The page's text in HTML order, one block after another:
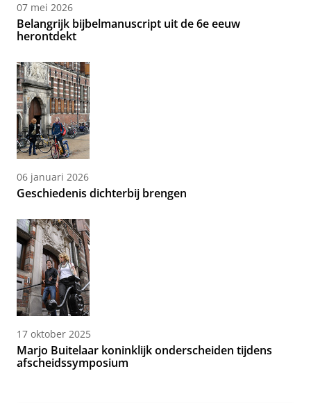
07 mei 2026
Belangrijk bijbelmanuscript uit de 6e eeuw
herontdekt
06 januari 2026
Geschiedenis dichterbij brengen
17 oktober 2025
Marjo Buitelaar koninklijk onderscheiden tijdens
afscheidssymposium